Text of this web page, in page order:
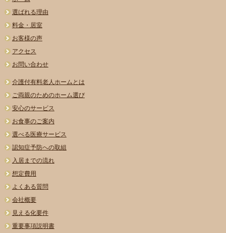
選ばれる理由
料金・居室
お客様の声
アクセス
お問い合わせ
介護付有料老人ホームとは
ご両親のためのホーム選び
安心のサービス
お食事のご案内
選べる医療サービス
認知症予防への取組
入居までの流れ
想定費用
よくある質問
会社概要
見える化要件
重要事項説明書